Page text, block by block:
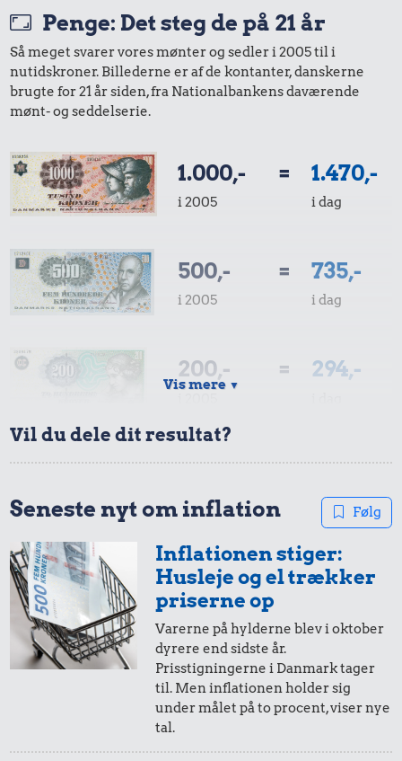
Penge: Det steg de på 21 år
Så meget svarer vores mønter og sedler i 2005 til i
nutidskroner. Billederne er af de kontanter, danskerne
brugte for 21 år siden, fra Nationalbankens daværende
mønt- og seddelserie.
1.000,-
i 2005
= 1.470,-
i dag
500,-
i 2005
= 735,-
i dag
200,- = 294,-
100,-
i 2005
= 147,-
i dag
50,-
i 2005
= 74,-
20,-
i 2005
= 29,-
i dag
Vis mere ▼
Vil du dele dit resultat?
Seneste nyt om inflation Følg
Inflationen stiger:
Husleje og el trækker
priserne op
Varerne på hylderne blev i oktober
dyrere end sidste år.
Prisstigningerne i Danmark tager
til. Men inflationen holder sig
under målet på to procent, viser nye
tal.